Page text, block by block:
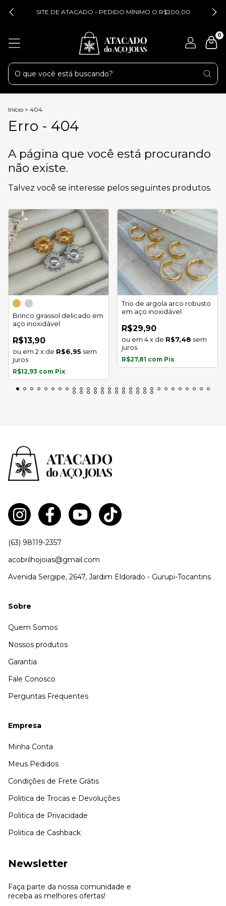
SITE DE ATACADO - PEDIDO MÍNIMO O R$200,00
0
Início > 404
Erro - 404
A página que você está procurando
não existe.
Talvez você se interesse pelos seguintes produtos.
Brinco girassol delicado em
aço inoxidável
R$13,90
2 x de R$6,95 sem
juros
R$12,93 com Pix
Trio de argola arco robusto
em aço inoxidável
R$29,90
4x de R$7,48 sem
juros
R$27,81 com Pix
(63) 98119-2357
acobrilhojoias@gmail.com
Avenida Sergipe, 2647, Jardim Eldorado - Gurupi-Tocantins
Sobre
Quem Somos
Nossos produtos
Garantia
Fale Conosco
Perguntas Frequentes
Empresa
Minha Conta
Meus Pedidos
Condições de Frete Grátis
Politica de Trocas e Devoluções
Politica de Privacidade
Politica de Cashback
Newsletter
Faça parte da nossa comunidade e
receba as melhores ofertas!